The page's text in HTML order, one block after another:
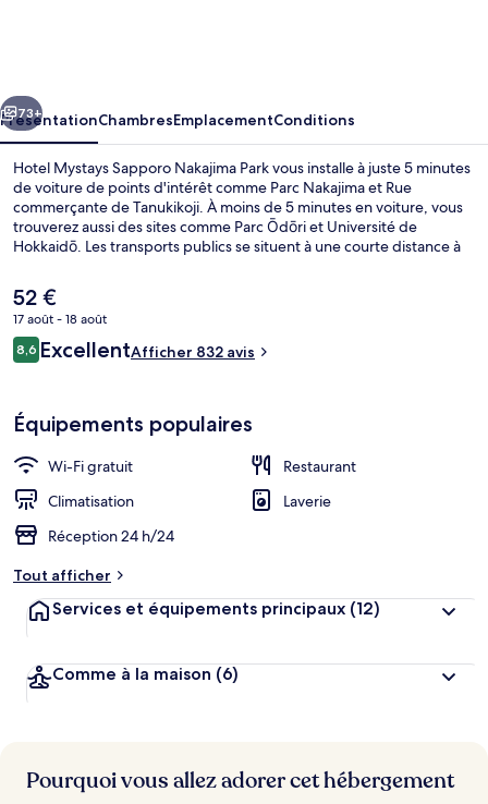
Park
Literie de qualité supérieure, couette
Suivant
73+
PrésentationChambresEmplacementConditions
Hotel Mystays Sapporo Nakajima Park vous installe à juste 5 minutes
de voiture de points d'intérêt comme Parc Nakajima et Rue
commerçante de Tanukikoji. À moins de 5 minutes en voiture, vous
trouverez aussi des sites comme Parc Ōdōri et Université de
Hokkaidō. Les transports publics se situent à une courte distance à
Dori, à 9 min.
Le
prix
actuel
est
52 €
17 août - 18 août
Avis
voyageurs
8,68,6 sur 10
ExcellentAfficher 832 avis
Équipements populaires
Wi-Fi gratuit
Restaurant
Climatisation
Laverie
Réception 24 h/24
Tout afficher
Services et équipements principaux (12)
Comme à la maison (6)
Pourquoi vous allez adorer cet hébergement